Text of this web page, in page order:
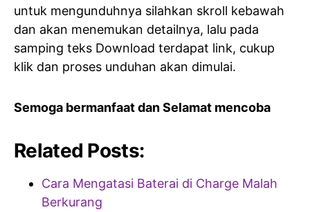
untuk mengunduhnya silahkan skroll kebawah
dan akan menemukan detailnya, lalu pada
samping teks Download terdapat link, cukup
klik dan proses unduhan akan dimulai.
Semoga bermanfaat dan Selamat mencoba
Related Posts:
Cara Mengatasi Baterai di Charge Malah
Berkurang